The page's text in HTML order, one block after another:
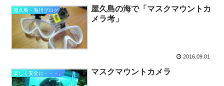
屋久島・海川ブログ
屋久島の海で「マスクマウントカ
メラ考」
2016.09.01
楽しく安全に・・・。 マスクマウントカメラ